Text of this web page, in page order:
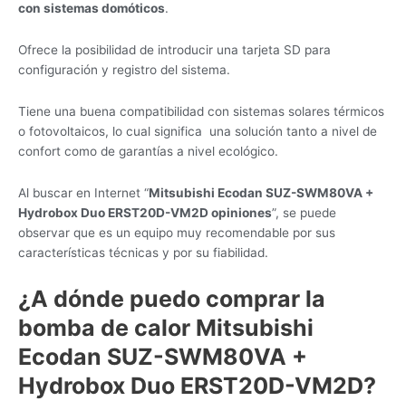
con sistemas domóticos.
Ofrece la posibilidad de introducir una tarjeta SD para
configuración y registro del sistema.
Tiene una buena compatibilidad con sistemas solares térmicos
o fotovoltaicos, lo cual significa una solución tanto a nivel de
confort como de garantías a nivel ecológico.
Al buscar en Internet “Mitsubishi Ecodan SUZ-SWM80VA +
Hydrobox Duo ERST20D-VM2D opiniones”, se puede
observar que es un equipo muy recomendable por sus
características técnicas y por su fiabilidad.
¿A dónde puedo comprar la
bomba de calor Mitsubishi
Ecodan SUZ-SWM80VA +
Hydrobox Duo ERST20D-VM2D?